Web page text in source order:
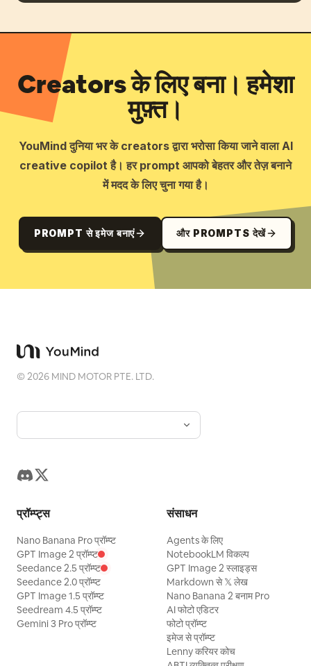
Creators के लिए बना। हमेशा
मुफ़्त।
YouMind दुनिया भर के creators द्वारा भरोसा किया जाने वाला AI
creative copilot है। हर prompt आपको बेहतर और तेज़ बनाने
में मदद के लिए चुना गया है।
PROMPT से इमेज बनाएं और PROMPTS देखें
©2026 MIND MOTOR PTE. LTD.
प्रॉम्प्ट्स
Nano Banana Pro प्रॉम्प्ट
GPT Image 2 प्रॉम्प्ट
Seedance 2.5 प्रॉम्प्ट
Seedance 2.0 प्रॉम्प्ट
GPT Image 1.5 प्रॉम्प्ट
Seedream 4.5 प्रॉम्प्ट
Gemini 3 Pro प्रॉम्प्ट
संसाधन
Agents के लिए
NotebookLM विकल्प
GPT Image 2 स्लाइड्स
Markdown से 𝕏 लेख
Nano Banana 2 बनाम Pro
AI फोटो एडिटर
फोटो प्रॉम्प्ट
इमेज से प्रॉम्प्ट
Lenny करियर कोच